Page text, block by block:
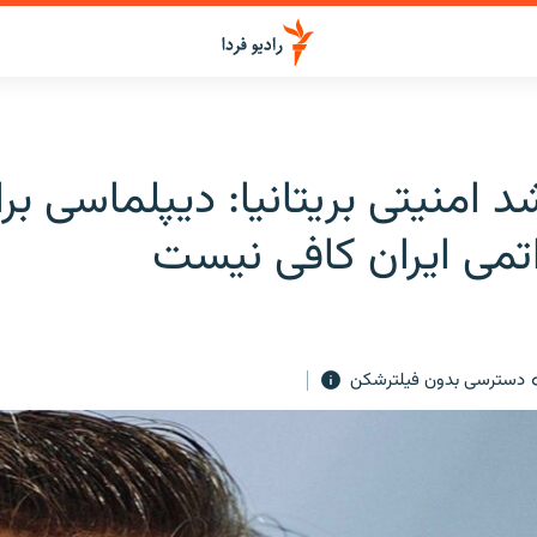
امنیتی بریتانیا: دیپلماسی
ایران کافی نیست
دسترسی بدون فیلترشکن